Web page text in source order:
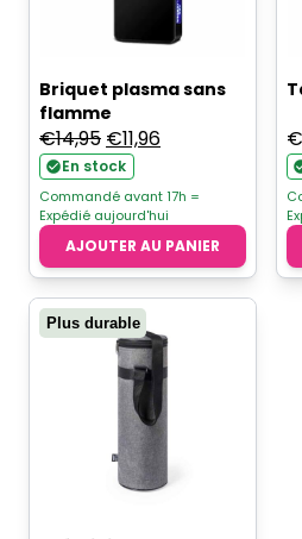
Briquet plasma sans
flamme
€14,95 Le
prix
initial
était :
€14,95.
€11,96Le
actuel
est :
€11,96.
En stock
Commandé avant 17h =
Expédié aujourd'hui
AJOUTER AU PANIER
€
Plus durable